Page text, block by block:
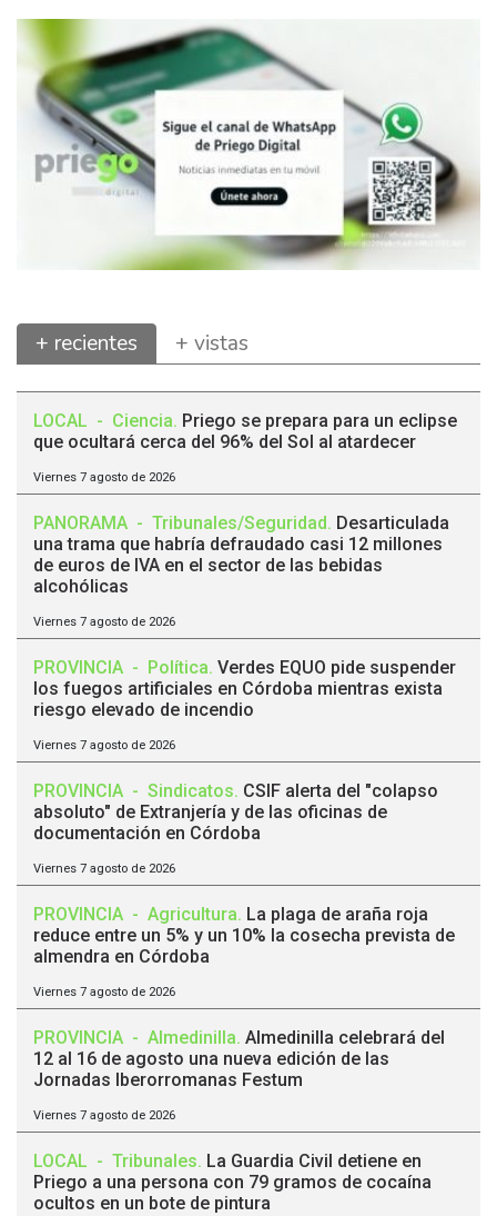
+ recientes + vistas
LOCAL - Ciencia. Priego se prepara para un eclipse
que ocultará cerca del 96% del Sol al atardecer
Viernes 7 agosto de 2026
PANORAMA - Tribunales/Seguridad. Desarticulada
una trama que habría defraudado casi 12 millones
de euros de IVA en el sector de las bebidas
alcohólicas
Viernes 7 agosto de 2026
PROVINCIA - Política. Verdes EQUO pide suspender
los fuegos artificiales en Córdoba mientras exista
riesgo elevado de incendio
Viernes 7 agosto de 2026
PROVINCIA - Sindicatos. CSIF alerta del "colapso
absoluto" de Extranjería y de las oficinas de
documentación en Córdoba
Viernes 7 agosto de 2026
PROVINCIA - Agricultura. La plaga de araña roja
reduce entre un 5% y un 10% la cosecha prevista de
almendra en Córdoba
Viernes 7 agosto de 2026
PROVINCIA - Almedinilla. Almedinilla celebrará del
12 al 16 de agosto una nueva edición de las
Jornadas Iberorromanas Festum
Viernes 7 agosto de 2026
LOCAL - Tribunales. La Guardia Civil detiene en
Priego a una persona con 79 gramos de cocaína
ocultos en un bote de pintura